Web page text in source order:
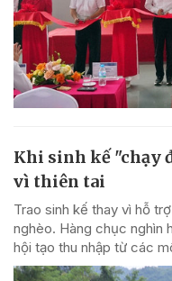
Khi sinh kế "chạy
vì thiên tai
Trao sinh kế thay vì hỗ
nghèo. Hàng chục nghìn
hội tạo thu nhập từ các